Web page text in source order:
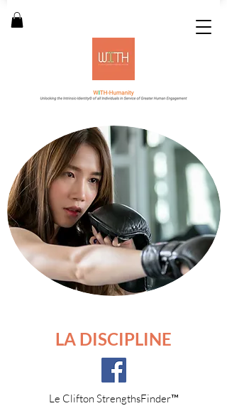
LA DISCIPLINE
Le Clifton StrengthsFinder™